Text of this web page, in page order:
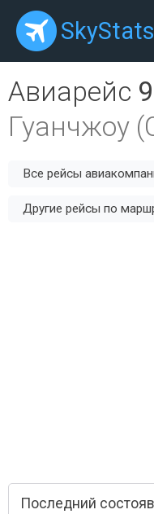
Авиарейс
Гуанчжоу
Все рейсы
Другие рейсы по
Последний